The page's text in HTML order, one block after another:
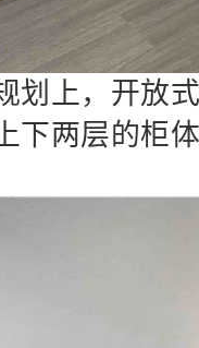
划上，开放
下两层的柜